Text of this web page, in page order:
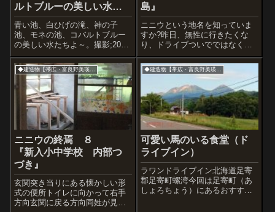
ルトブルーの美しい水た
ちよ～。
青い池、白ひげの滝、神の子
池、モネの池、コバルトブルー
の美しい水たちよ～。撮影;2020
年11月8日ほか◆「白ひげの滝」
早いもので11月になると北海道
の山岳部は雪化粧で白く輝きま
す。ここは北海道・美瑛の白金
地区。美しい景色に癒されに来
ました...
島』
ニニウという地名を知っていま
すか?昨日、無性に行きたくな
り、ドライブついでではなくニ
ニウに行くためだけに車を走ら
せました。陸の孤島。 まさに
陸の孤島です。周囲１０キロは
ほかに集落はなく、山あいの盆
地にポツンと拓かれたニニウ。
冬季は完全に孤立...
ニニウの終焉 ８
『新入小中学校 内部つ
づき』
玄関突き当りにある懐かしい形
式の便所トイレに向かって右手
方向玄関に戻る方向同姓が見ら
可愛い馬のいる食堂（ド
ライブイン）
ラワンドライブイン北海道足寄
郡足寄町螺湾今回は足寄町（あ
しょろちょう）にあるおすすめ